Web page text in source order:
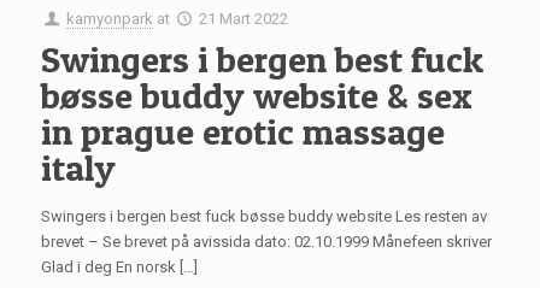
kamyonpark at 21 Mart 2022
Swingers i bergen best fuck
bøsse buddy website & sex
in prague erotic massage
italy
Swingers i bergen best fuck bøsse buddy website Les resten av
brevet – Se brevet på avissida dato: 02.10.1999 Månefeen skriver
Glad i deg En norsk […]